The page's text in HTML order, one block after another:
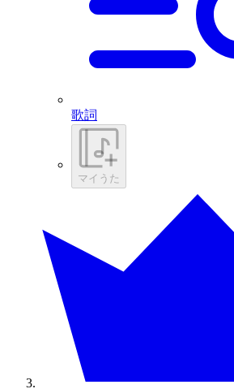
歌詞
マイうた